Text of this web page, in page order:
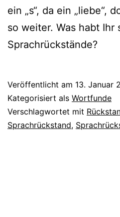
ein „s“, da ein „lie­be“,
so wei­ter. Was habt Ihr
Sprachrückstände?
Veröffentlicht am 13. Januar
Kategorisiert als Wortfunde
Verschlagwortet mit
Sprachrückstand,